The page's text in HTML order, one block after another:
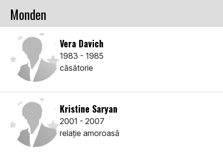
Monden
Vera Davich
1983 - 1985
căsătorie
Kristine Saryan
2001 - 2007
relaţie amoroasă